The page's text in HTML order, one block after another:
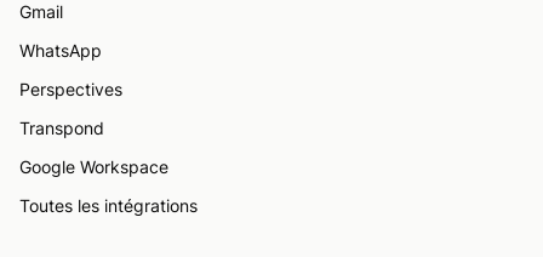
Gmail
WhatsApp
Perspectives
Transpond
Google Workspace
Toutes les intégrations